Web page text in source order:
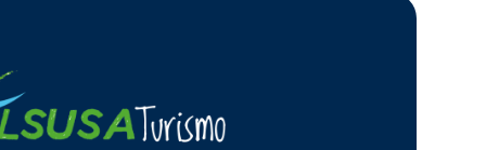
les écosystèmes …